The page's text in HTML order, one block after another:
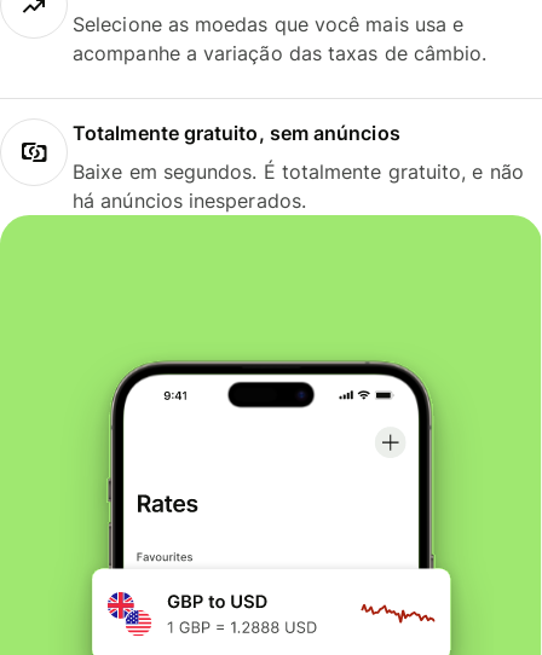
Selecione as moedas que você mais usa e
acompanhe a variação das taxas de câmbio.
Totalmente gratuito, sem anúncios
Baixe em segundos. É totalmente gratuito, e não
há anúncios inesperados.